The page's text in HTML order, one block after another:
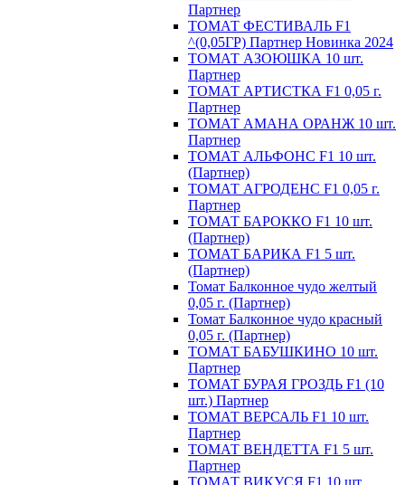
Пapтнep
ТОМАТ ФЕСТИВАЛЬ F1
^(0,05ГР) Партнер Новинка 2024
ТОМАТ АЗОЮШКА 10 шт.
Партнер
ТОМАТ АРТИСТКА F1 0,05 г.
Партнер
ТОМАТ АМАНА ОРАНЖ 10 шт.
Партнер
ТОМАТ АЛЬФОНС F1 10 шт.
(Партнер)
ТОМАТ АГРОДЕНС F1 0,05 г.
Партнер
ТОМАТ БАРОККО F1 10 шт.
(Партнер)
ТОМАТ БАРИКА F1 5 шт.
(Партнер)
Томат Балконное чудо желтый
0,05 г. (Партнер)
Томат Балконное чудо красный
0,05 г. (Партнер)
ТОМАТ БАБУШКИНО 10 шт.
Партнер
ТОМАТ БУРАЯ ГРОЗДЬ F1 (10
шт.) Партнер
ТОМАТ ВЕРСАЛЬ F1 10 шт.
Партнер
ТОМАТ ВЕНДЕТТА F1 5 шт.
Партнер
ТОМАТ ВИКУСЯ F1 10 шт.